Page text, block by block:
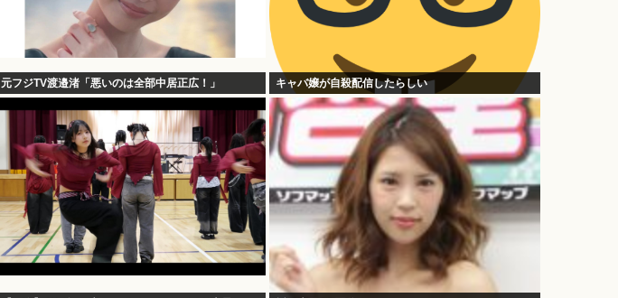
元フジTV渡邉渚「悪いのは全部中居正広！」 キャバ嬢が自殺配信したらしい